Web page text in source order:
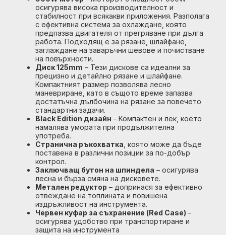
осигурява висока производителност и
стабилност при всякакви приложения. Разполага
с ефективна система за охлаждане, която
предпазва двигателя от прегряване при дълга
работа. Подходящ е за рязане, шлайфане,
заглаждане на заваръчни шевове и почистване
на повърхности.
Диск 125mm – Тези дискове са идеални за
прецизно и детайлно рязане и шлайфане.
Компактният размер позволява лесно
маневриране, като в същото време запазва
достатъчна дълбочина на рязане за повечето
стандартни задачи.
Black Edition дизайн - Компактен и лек, което
намалява умората при продължителна
употреба.
Странична ръкохватка , която може да бъде
поставена в различни позиции за по-добър
контрол.
Заключващ бутон на шпиндела – осигурява
лесна и бърза смяна на дисковете.
Метален редуктор – допринася за ефективно
отвеждане на топлината и повишена
издръжливост на инструмента.
Червен куфар за съхранение (Red Case)–
осигурява удобство при транспортиране и
защита на инструмента